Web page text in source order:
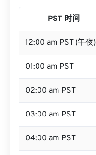
PST 时间
12:00 am PST (午夜)
01:00 am PST
02:00 am PST
03:00 am PST
04:00 am PST